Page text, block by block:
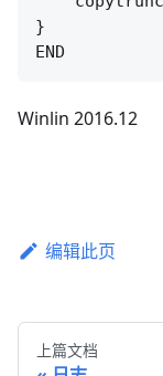
}
Winlin 2016.12
编辑此页
上篇文档